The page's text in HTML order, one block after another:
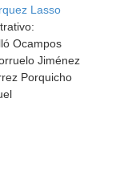
Lasso
Ocampos
Jiménez
Porquicho